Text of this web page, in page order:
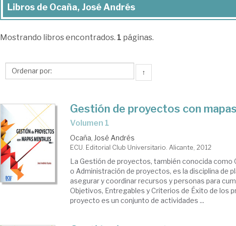
Libros
Ocaña,
Andrés
Libros de Ocaña, José Andrés
Mostrando libros encontrados. 1 páginas.
↑
Gestión de proyectos con
volumen 1
Ocaña, José Andrés
ECU. Editorial Club Universitario. Alicante, 2012
La Gestión de proyectos, también conocida como
o Administración de proyectos, es la disciplina de
asegurar y coordinar recursos y personas para
Objetivos, Entregables y Criterios de Éxito de los
proyecto es un conjunto de actividades ...